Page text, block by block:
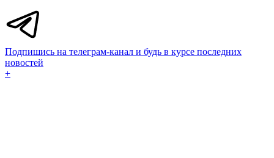
Подпишись на телеграм-канал и будь в курсе последних
новостей
+